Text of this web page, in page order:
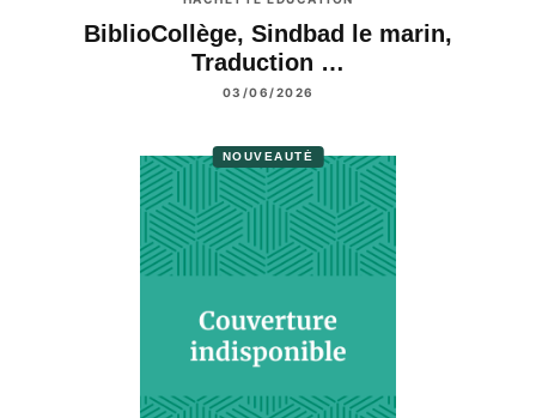
BiblioCollège, Sindbad le marin,
Traduction …
03/06/2026
NOUVEAUTÉ